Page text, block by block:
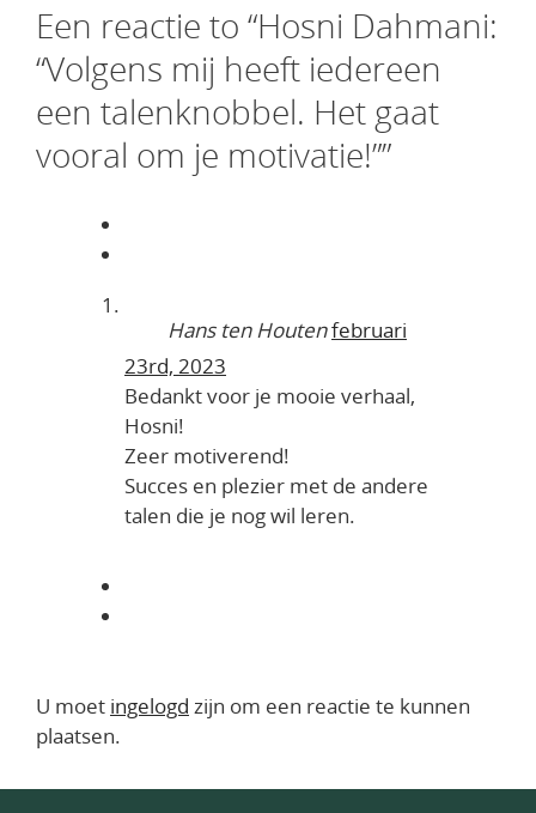
Een reactie to “Hosni Dahmani:
“Volgens mij heeft iedereen
een talenknobbel. Het gaat
vooral om je motivatie!””
Hans ten Houtenfebruari
23rd, 2023
Bedankt voor je mooie verhaal,
Hosni!
Zeer motiverend!
Succes en plezier met de andere
talen die je nog wil leren.
U moet ingelogd zijn om een reactie te kunnen
plaatsen.